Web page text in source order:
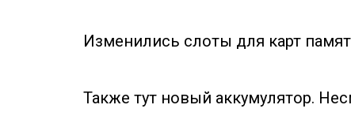
Изменились слоты для карт
Также тут новый аккумулятор.